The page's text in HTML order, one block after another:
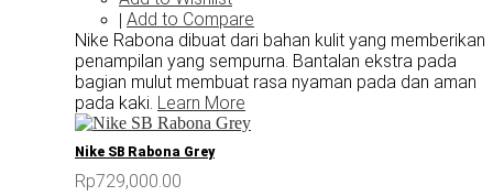
| Add to Compare
Nike Rabona dibuat dari bahan kulit yang memberikan
penampilan yang sempurna. Bantalan ekstra pada
bagian mulut membuat rasa nyaman pada dan aman
pada kaki. Learn More
Nike SB Rabona Grey
Rp729,000.00